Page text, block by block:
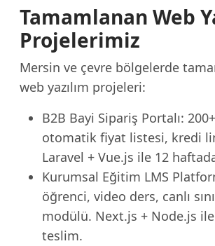
Tamamlanan Web
Projelerimiz
Mersin ve çevre bölgelerde
web yazılım projeleri:
B2B Bayi Sipariş Portalı:
otomatik fiyat listesi, kredi
Laravel + Vue.js ile 12
Kurumsal Eğitim LMS
öğrenci, video ders, canlı
modülü. Next.js + Node.js
teslim.